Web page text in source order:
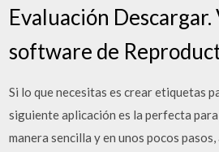
Evaluación Descargar.
software de
Si lo que necesitas es crear etiquetas
siguiente aplicación es la perfecta
manera sencilla y en unos pocos